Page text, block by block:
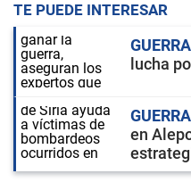
TE PUEDE INTERESAR
lucha
en